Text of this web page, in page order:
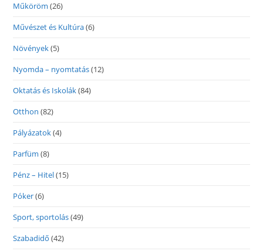
Műköröm (26)
Művészet és Kultúra(6)
Növények(5)
Nyomda – nyomtatás(12)
Oktatás és Iskolák(84)
Otthon (82)
Pályázatok(4)
Parfüm (8)
Pénz – Hitel(15)
Póker(6)
Sport, sportolás(49)
Szabadidő (42)